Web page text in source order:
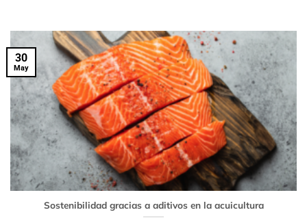
Sostenibilidad gracias a aditivos en la acuicultura
30
May